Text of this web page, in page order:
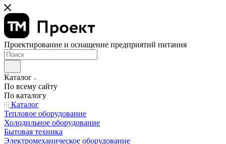
Проектирование и оснащение предприятий питания
Каталог
По всему сайту
По каталогу
Каталог
Тепловое оборудование
Холодильное оборудование
Бытовая техника
Электромеханическое оборудование